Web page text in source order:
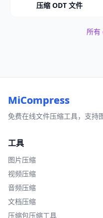
压缩 ODT 文件
所
MiCompress
免费在线文件压缩工具，支持
工具
图片压缩
视频压缩
音频压缩
文档压缩
压缩包压缩工具